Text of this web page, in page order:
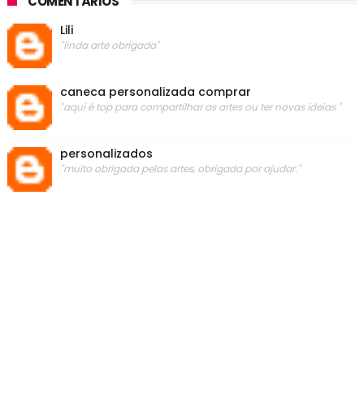
Lili
"linda arte obrigada"
caneca personalizada comprar
"aqui é top para compartilhar as artes ou ter novas ideias "
personalizados
"muito obrigada pelas artes, obrigada por ajudar."